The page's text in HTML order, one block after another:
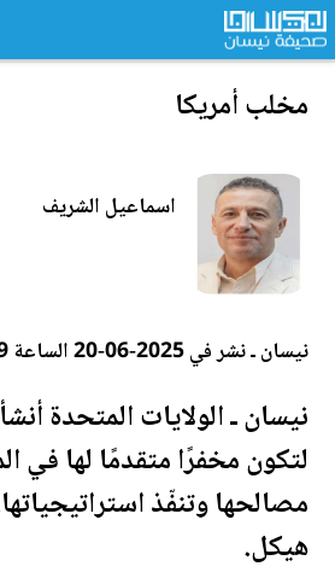
مخلبأمريكا
اسماعيل الشريف
نيسان ـ نشر في 2025-06-20 الساعة 11:39
نيسان ـالولايات المتحدة
لتكون مخفرًا متقدمًا لها في
مصالحها وتنفّذ
هيكل.